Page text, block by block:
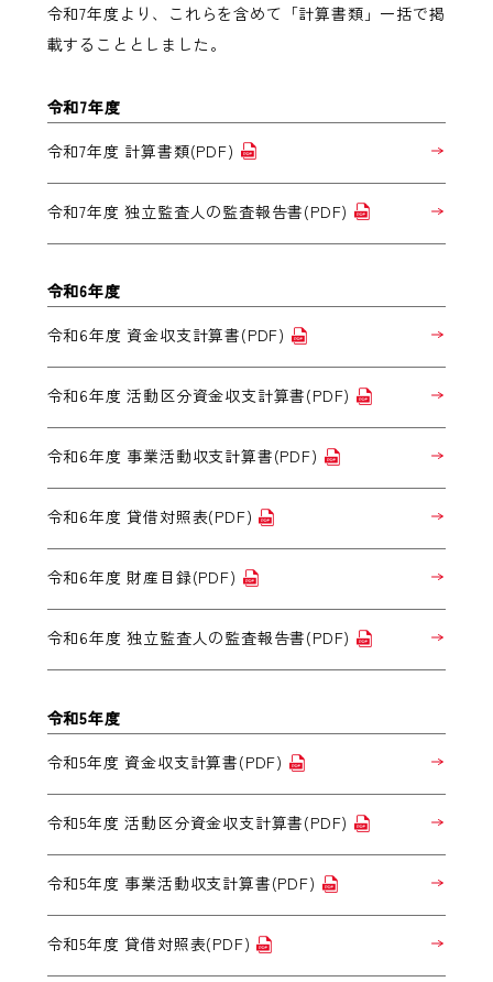
令和7年度より、これらを含めて「計算書類」一括で掲
載することとしました。
令和7年度
令和7年度 計算書類(PDF)
令和7年度 独立監査人の監査報告書(PDF)
令和6年度
令和6年度 資金収支計算書(PDF)
令和6年度 活動区分資金収支計算書(PDF)
令和6年度 事業活動収支計算書(PDF)
令和6年度 貸借対照表(PDF)
令和6年度 財産目録(PDF)
令和6年度 独立監査人の監査報告書(PDF)
令和5年度
令和5年度 資金収支計算書(PDF)
令和5年度 活動区分資金収支計算書(PDF)
令和5年度 事業活動収支計算書(PDF)
令和5年度 貸借対照表(PDF)